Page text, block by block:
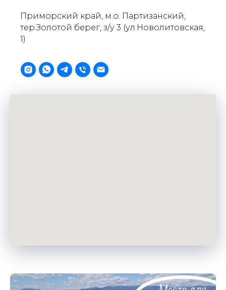
Приморский край, м.о. Партизанский,
тер.Золотой берег, з/у 3 (ул.Новолитовская,
1)